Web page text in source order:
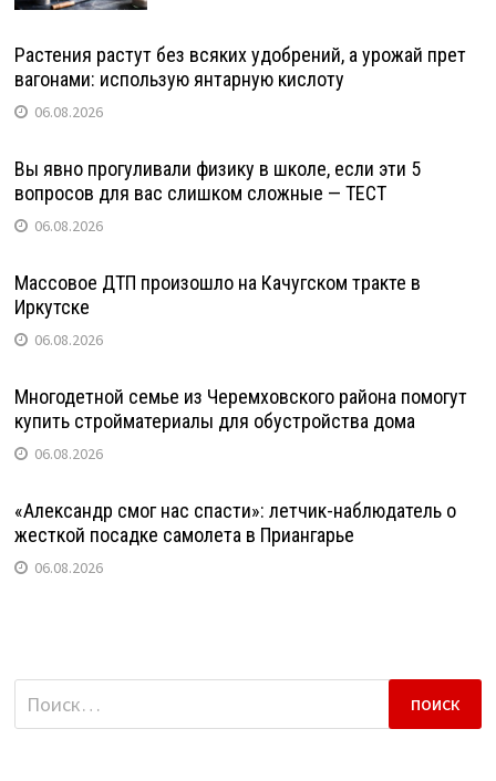
Растения растут без всяких удобрений, а урожай прет
вагонами: использую янтарную кислоту
06.08.2026
Вы явно прогуливали физику в школе, если эти 5
вопросов для вас слишком сложные — ТЕСТ
06.08.2026
Массовое ДТП произошло на Качугском тракте в
Иркутске
06.08.2026
Многодетной семье из Черемховского района помогут
купить стройматериалы для обустройства дома
06.08.2026
«Александр смог нас спасти»: летчик-наблюдатель о
жесткой посадке самолета в Приангарье
06.08.2026
Найти: